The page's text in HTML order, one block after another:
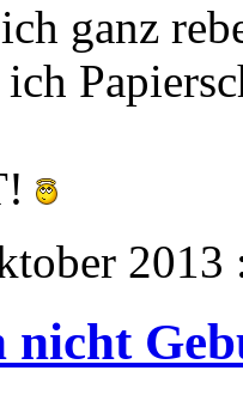
ganz
ich
nicht